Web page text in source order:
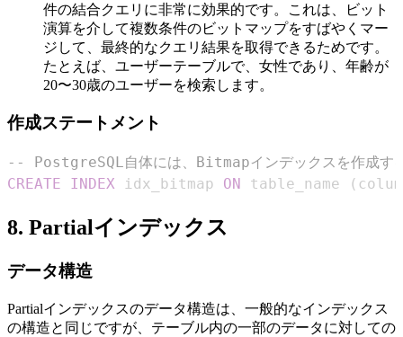
件の結合クエリに非常に効果的です。これは、ビット
演算を介して複数条件のビットマップをすばやくマー
ジして、最終的なクエリ結果を取得できるためです。
たとえば、ユーザーテーブルで、女性であり、年齢が
20〜30歳のユーザーを検索します。
作成ステートメント
-- PostgreSQL自体には、Bitmapインデックスを作成す
CREATE
INDEX idx_bitmap ON table_name (
8. Partialインデックス
データ構造
Partialインデックスのデータ構造は、一般的なインデックス
の構造と同じですが、テーブル内の一部のデータに対しての